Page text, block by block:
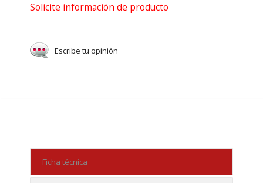
Solicite información de producto
Escribe tu opinión
Ficha técnica